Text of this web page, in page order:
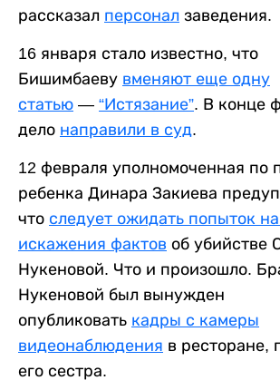
рассказал персонал заведения.
16 января стало известно, что
Бишимбаеву вменяют еще одну
статью — “Истязание”. В конце
дело направили в суд.
12 февраля уполномоченная по
ребенка Динара Закиева
что следует ожидать попыток
искажения фактов об убийстве
Нукеновой. Что и произошло.
Нукеновой был вынужден
опубликовать кадры с камеры
видеонаблюдения в ресторане,
его сестра.